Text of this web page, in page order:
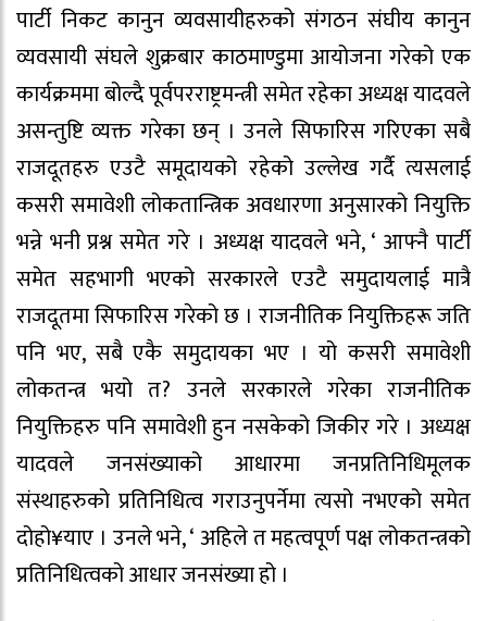
पार्टी निकट कानुन व्यवसायीहरुको संगठन संघीय कानुन
व्यवसायी संघले शुक्रबार काठमाण्डुमा आयोजना गरेको एक
कार्यक्रममा बोल्दै पूर्वपरराष्ट्रमन्त्री समेत रहेका अध्यक्ष यादवले
असन्तुष्टि व्यक्त गरेका छन् । उनले सिफारिस गरिएका सबै
राजदूतहरु एउटै समूदायको रहेको उल्लेख गर्दै त्यसलाई
कसरी समावेशी लोकतान्त्रिक अवधारणा अनुसारको नियुक्ति
भन्ने भनी प्रश्न समेत गरे । अध्यक्ष यादवले भने, ‘ आफ्नै पार्टी
समेत सहभागी भएको सरकारले एउटै समुदायलाई मात्रै
राजदूतमा सिफारिस गरेको छ । राजनीतिक नियुक्तिहरू जति
पनि भए, सबै एकै समुदायका भए । यो कसरी समावेशी
लोकतन्त्र भयो त? उनले सरकारले गरेका राजनीतिक
नियुक्तिहरु पनि समावेशी हुन नसकेको जिकीर गरे । अध्यक्ष
यादवले जनसंख्याको आधारमा जनप्रतिनिधिमूलक
संस्थाहरुको प्रतिनिधित्व गराउनुपर्नेमा त्यसो नभएको समेत
दोहो¥याए । उनले भने, ‘ अहिले त महत्वपूर्ण पक्ष लोकतन्त्रको
प्रतिनिधित्वको आधार जनसंख्या हो ।